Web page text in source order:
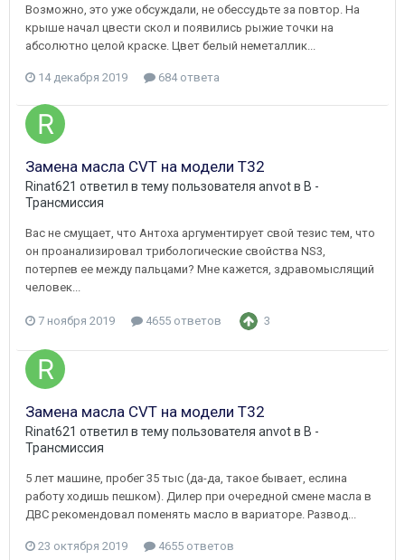
Возможно, это уже обсуждали, не обессудьте за повтор. На
крыше начал цвести скол и появились рыжие точки на
абсолютно целой краске. Цвет белый неметаллик...
14 декабря 2019 684 ответа
Замена масла CVT на модели Т32
Rinat621 ответил в тему пользователя anvotв B -
Трансмиссия
Вас не смущает, что Антоха аргументирует свой тезис тем, что
он проанализировал трибологические свойства NS3,
потерпев ее между пальцами? Мне кажется, здравомыслящий
человек...
7 ноября 2019 4655 ответов 3
Замена масла CVT на модели Т32
Rinat621 ответил в тему пользователя anvotв B -
Трансмиссия
5 лет машине, пробег 35 тыс (да-да, такое бывает, еслина
работу ходишь пешком). Дилер при очередной смене масла в
ДВС рекомендовал поменять масло в вариаторе. Развод...
23 октября 2019 4655 ответов